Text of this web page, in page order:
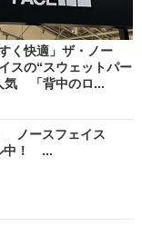
すく快適」ザ・ノー
スの“スウェットパー
気 「背中のロ...
ノースフェイス
中！ ...